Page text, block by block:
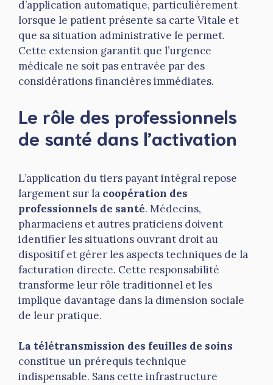
d’application automatique, particulièrement
lorsque le patient présente sa carte Vitale et
que sa situation administrative le permet.
Cette extension garantit que l’urgence
médicale ne soit pas entravée par des
considérations financières immédiates.
Le rôle des professionnels
de santé dans l’activation
L’application du tiers payant intégral repose
largement sur la coopération des
professionnels de santé. Médecins,
pharmaciens et autres praticiens doivent
identifier les situations ouvrant droit au
dispositif et gérer les aspects techniques de la
facturation directe. Cette responsabilité
transforme leur rôle traditionnel et les
implique davantage dans la dimension sociale
de leur pratique.
La télétransmission des feuilles de soins
constitue un prérequis technique
indispensable. Sans cette infrastructure